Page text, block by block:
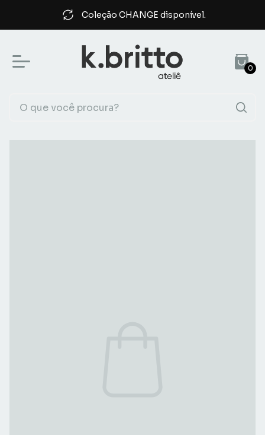
Coleção CHANGE disponível.
0